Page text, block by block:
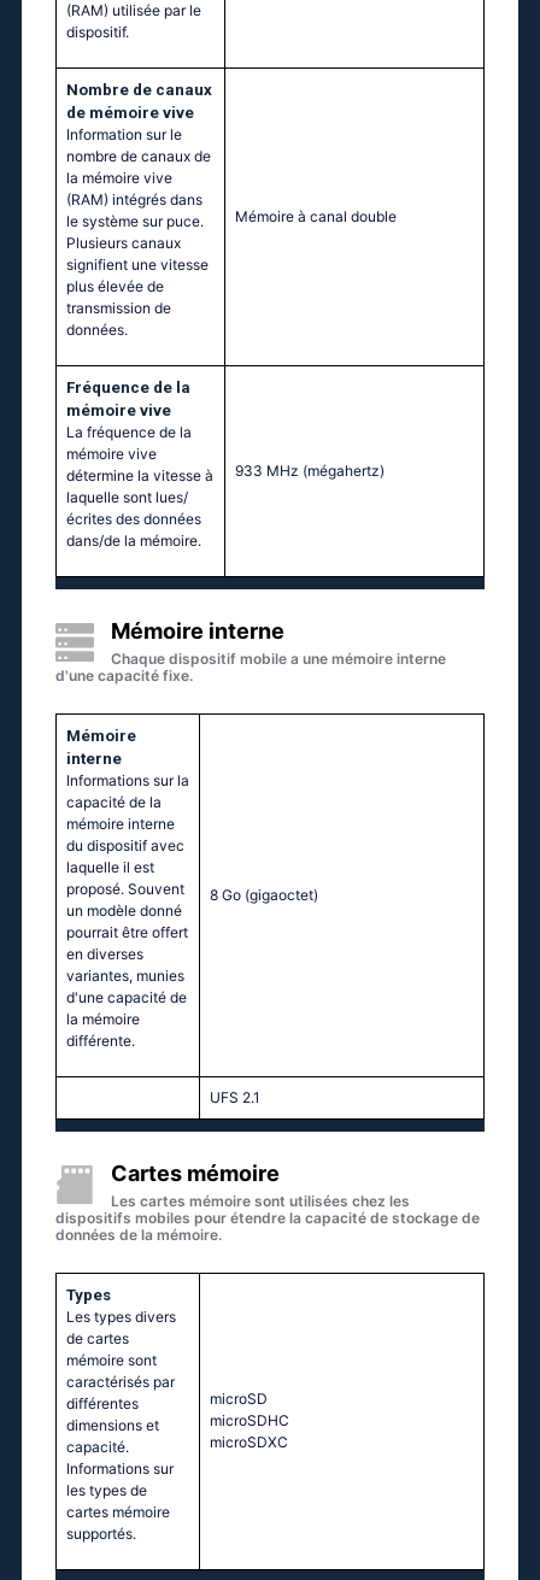
(RAM) utilisée par le
dispositif.
Nombre de canaux
de mémoire vive
Information sur le
nombre de canaux de
la mémoire vive
(RAM) intégrés dans
le système sur puce.
Plusieurs canaux
signifient une vitesse
plus élevée de
transmission de
données.
Mémoire à canal double
Fréquence de la
mémoire vive
La fréquence de la
mémoire vive
détermine la vitesse à
laquelle sont lues/
écrites des données
dans/de la mémoire.
933 MHz (mégahertz)
Mémoire interne
Chaque dispositif mobile a une mémoire interne
d'une capacité fixe.
Mémoire
interne
Informations sur la
capacité de la
mémoire interne
du dispositif avec
laquelle il est
proposé. Souvent
un modèle donné
pourrait être offert
en diverses
variantes, munies
d'une capacité de
la mémoire
différente.
8 Go (gigaoctet)
UFS 2.1
Cartes mémoire
Les cartes mémoire sont utilisées chez les
dispositifs mobiles pour étendre la capacité de stockage de
données de la mémoire.
Types
Les types divers
de cartes
mémoire sont
caractérisés par
différentes
dimensions et
capacité.
Informations sur
les types de
cartes mémoire
supportés.
microSD
microSDHC
microSDXC